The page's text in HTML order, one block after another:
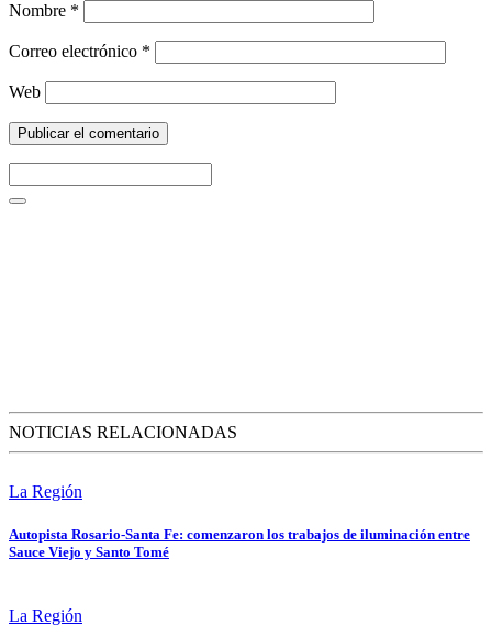
Nombre *
Correo electrónico *
Web
NOTICIAS RELACIONADAS
La Región
Autopista Rosario-Santa Fe: comenzaron los trabajos de iluminación entre
Sauce Viejo y Santo Tomé
La Región